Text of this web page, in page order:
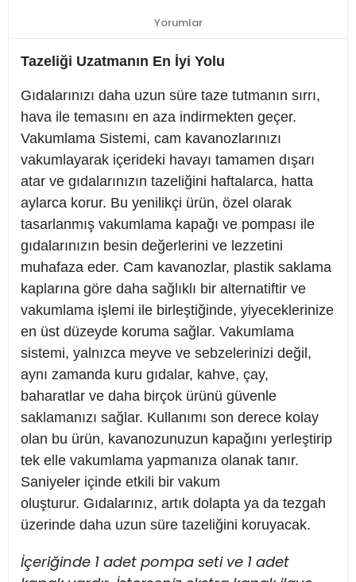
Yorumlar
Tazeliği Uzatmanın En İyi Yolu
Gıdalarınızı daha uzun süre taze tutmanın sırrı,
hava ile temasını en aza indirmekten geçer.
Vakumlama Sistemi, cam kavanozlarınızı
vakumlayarak içerideki havayı tamamen dışarı
atar ve gıdalarınızın tazeliğini haftalarca, hatta
aylarca korur. Bu yenilikçi ürün, özel olarak
tasarlanmış vakumlama kapağı ve pompası ile
gıdalarınızın besin değerlerini ve lezzetini
muhafaza eder. Cam kavanozlar, plastik saklama
kaplarına göre daha sağlıklı bir alternatiftir ve
vakumlama işlemi ile birleştiğinde, yiyeceklerinize
en üst düzeyde koruma sağlar. Vakumlama
sistemi, yalnızca meyve ve sebzelerinizi değil,
aynı zamanda kuru gıdalar, kahve, çay,
baharatlar ve daha birçok ürünü güvenle
saklamanızı sağlar. Kullanımı son derece kolay
olan bu ürün, kavanozunuzun kapağını yerleştirip
tek elle vakumlama yapmanıza olanak tanır.
Saniyeler içinde etkili bir vakum
oluşturur. Gıdalarınız, artık dolapta ya da tezgah
üzerinde daha uzun süre tazeliğini koruyacak.
İçeriğinde 1 adet pompa seti ve 1 adet